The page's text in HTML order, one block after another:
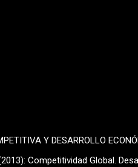
Y DESARROLLO
Competitividad Global.